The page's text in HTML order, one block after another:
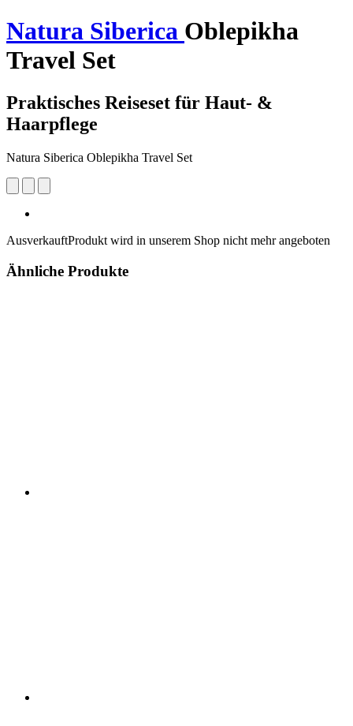
Natura Siberica Oblepikha
Travel Set
Praktisches Reiseset für Haut- &
Haarpflege
Natura Siberica Oblepikha Travel Set
AusverkauftProdukt wird in unserem Shop nicht mehr angeboten
Ähnliche Produkte